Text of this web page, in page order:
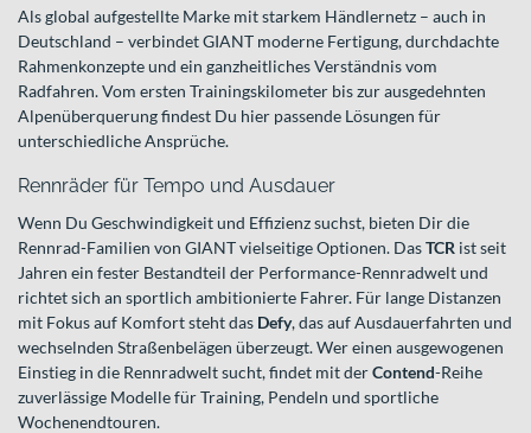
Als global aufgestellte Marke mit starkem Händlernetz – auch in
Deutschland – verbindet GIANT moderne Fertigung, durchdachte
Rahmenkonzepte und ein ganzheitliches Verständnis vom
Radfahren. Vom ersten Trainingskilometer bis zur ausgedehnten
Alpenüberquerung findest Du hier passende Lösungen für
unterschiedliche Ansprüche.
Rennräder für Tempo und Ausdauer
Wenn Du Geschwindigkeit und Effizienz suchst, bieten Dir die
Rennrad-Familien von GIANT vielseitige Optionen. DasTCR ist seit
Jahren ein fester Bestandteil der Performance-Rennradwelt und
richtet sich an sportlich ambitionierte Fahrer. Für lange Distanzen
mit Fokus auf Komfort steht das Defy, das auf Ausdauerfahrten und
wechselnden Straßenbelägen überzeugt. Wer einen ausgewogenen
Einstieg in die Rennradwelt sucht, findet mit derContend-Reihe
zuverlässige Modelle für Training, Pendeln und sportliche
Wochenendtouren.